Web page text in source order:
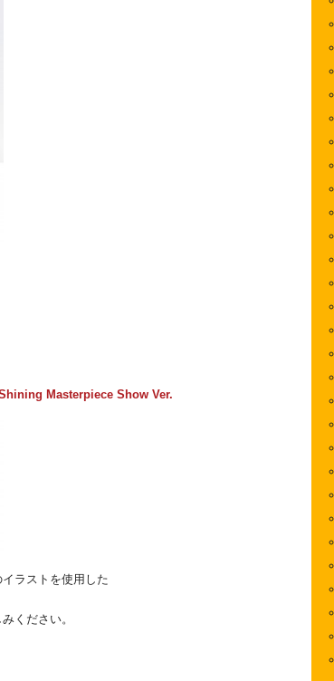
Masterpiece Show Ver.
ラストを使用した
ください。